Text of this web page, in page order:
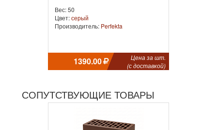
Вес: 50
Цвет:серый
Производитель: Perfekta
1390.00
Цена за шт.
(с доставкой)
СОПУТСТВУЮЩИЕ ТОВАРЫ